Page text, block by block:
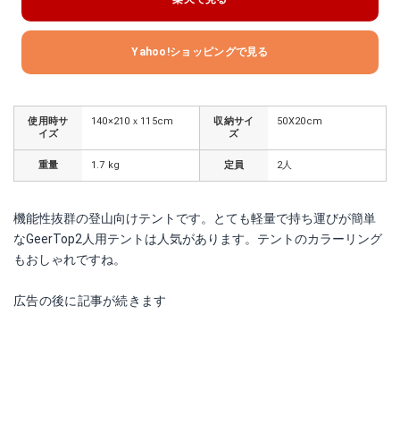
Yahoo!ショッピングで見る
使用時サ
イズ
140×210ｘ115cm
収納サイ
ズ
50X20cm
重量 1.7 kg 定員 2人
機能性抜群の登山向けテントです。とても軽量で持ち運びが簡単
なGeerTop2人用テントは人気があります。テントのカラーリング
もおしゃれですね。
広告の後に記事が続きます